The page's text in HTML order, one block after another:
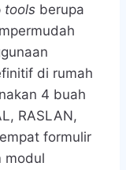
tools berupa
di rumah
4 buah
RASLAN,
formulir
modul